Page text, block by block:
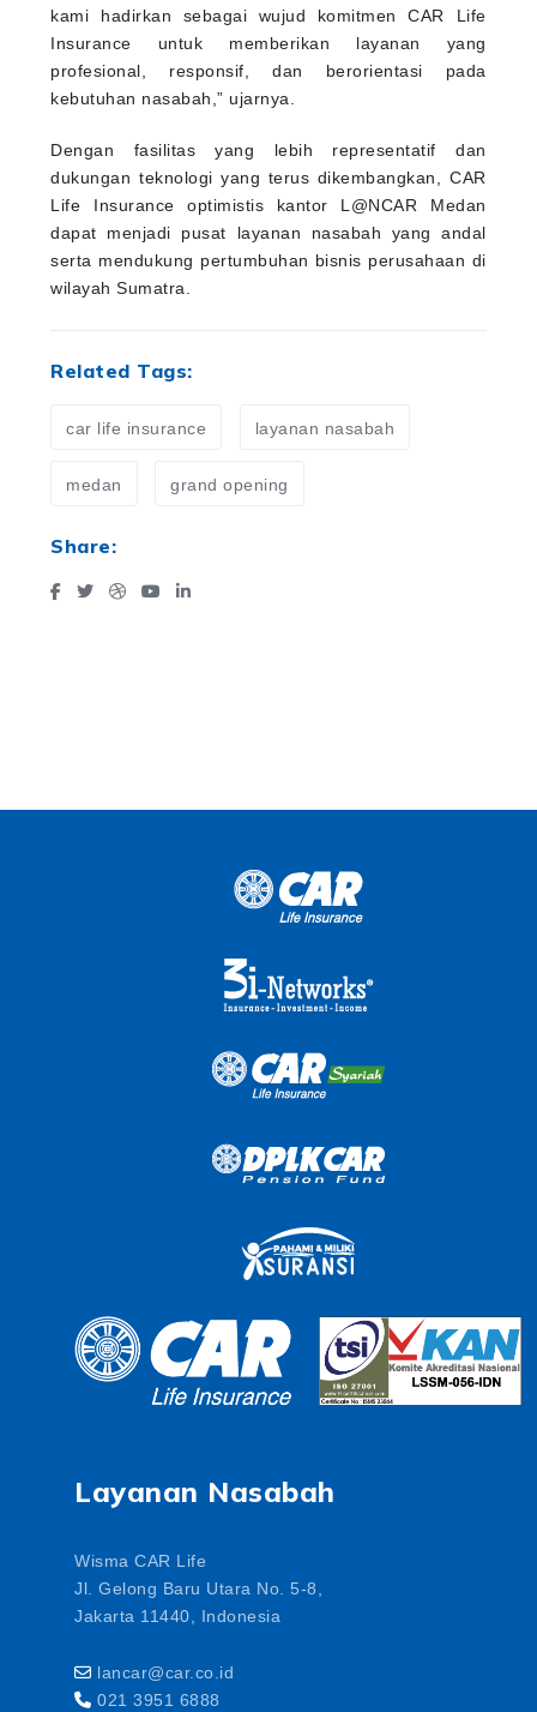
kami hadirkan sebagai wujud komitmen CAR Life
Insurance untuk memberikan layanan yang
profesional, responsif, dan berorientasi pada
kebutuhan nasabah,” ujarnya.
Dengan fasilitas yang lebih representatif dan
dukungan teknologi yang terus dikembangkan, CAR
Life Insurance optimistis kantor L@NCAR Medan
dapat menjadi pusat layanan nasabah yang andal
serta mendukung pertumbuhan bisnis perusahaan di
wilayah Sumatra.
Related Tags:
car life insurance layanan nasabah
medan grand opening
Share:
Layanan Nasabah
Wisma CAR Life
Jl. Gelong Baru Utara No. 5-8,
Jakarta 11440, Indonesia
lancar@car.co.id
021 3951 6888